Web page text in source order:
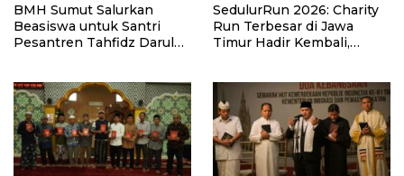
BMH Sumut Salurkan
Beasiswa untuk Santri
Pesantren Tahfidz Darul
SedulurRun 2026: Charity
Run Terbesar di Jawa
Timur Hadir Kembali,
Santri dan Guru Honorer